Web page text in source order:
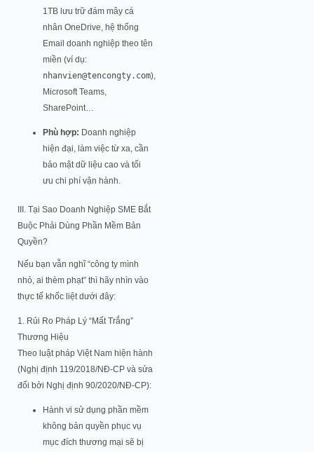
1TB lưu trữ đám mây cá
nhân OneDrive, hệ thống
Email doanh nghiệp theo tên
miền (ví dụ:
nhanvien@tencongty.com),
Microsoft Teams,
SharePoint…
Phù hợp: Doanh nghiệp
hiện đại, làm việc từ xa, cần
bảo mật dữ liệu cao và tối
ưu chi phí vận hành.
III. Tại Sao Doanh Nghiệp SME Bắt
Buộc Phải Dùng Phần Mềm Bản
Quyền?
Nếu bạn vẫn nghĩ “công ty mình
nhỏ, ai thèm phạt” thì hãy nhìn vào
thực tế khốc liệt dưới đây:
1. Rủi Ro Pháp Lý “Mất Trắng”
Thương Hiệu
Theo luật pháp Việt Nam hiện hành
(Nghị định 119/2018/NĐ-CP và sửa
đổi bởi Nghị định 90/2020/NĐ-CP):
Hành vi sử dụng phần mềm
không bản quyền phục vụ
mục đích thương mại sẽ bị